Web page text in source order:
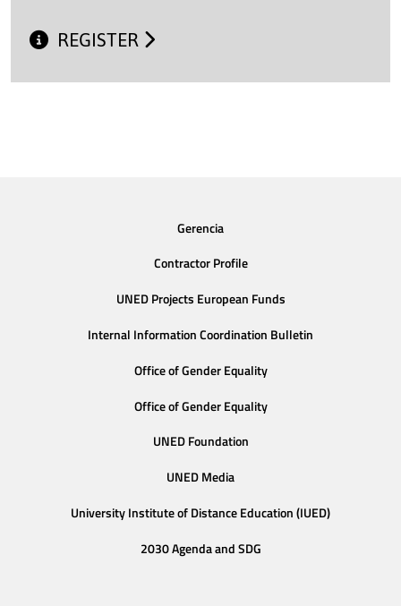
REGISTER
Gerencia
Contractor Profile
UNED Projects European Funds
Internal Information Coordination Bulletin
Office of Gender Equality
Office of Gender Equality
UNED Foundation
UNED Media
University Institute of Distance Education (IUED)
2030 Agenda and SDG